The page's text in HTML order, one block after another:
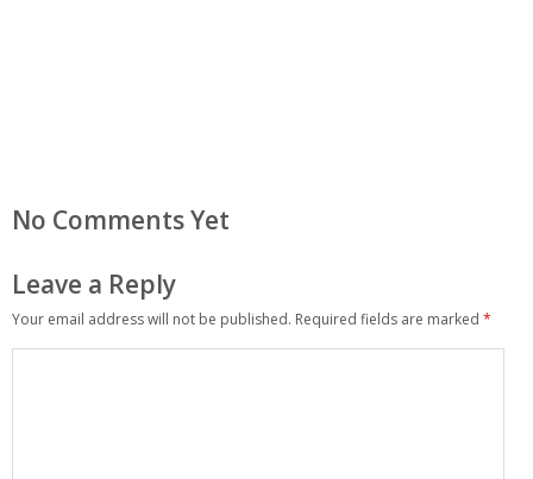
No Comments Yet
Leave a Reply
Your email address will not be published. Required fields are marked *